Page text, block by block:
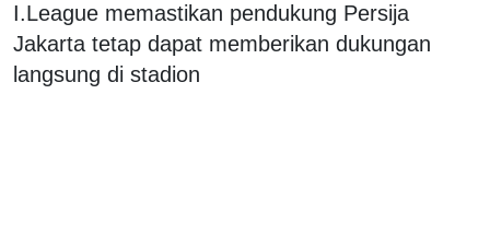
I.League memastikan pendukung Persija
Jakarta tetap dapat memberikan dukungan
langsung di stadion